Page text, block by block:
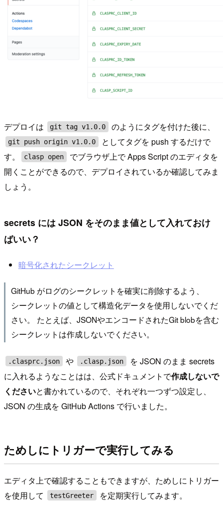
デプロイは git tag v1.0.0 のようにタグを付けた後に、
git push origin v1.0.0
としてタグを push するだけで
す。
clasp open
でブラウザ上で Apps Script のエディタを
開くことができるので、デプロイされているか確認してみま
しょう。
secrets には JSON をそのまま値として入れておけ
ばいい？
暗号化されたシークレット
GitHub がログのシークレットを確実に削除するよう、
シークレットの値として構造化データを使用しないでくだ
さい。 たとえば、JSONやエンコードされたGit blobを含む
シークレットは作成しないでください。
.clasprc.json や .clasp.json
を JSON のまま secrets
に入れるようなことはは、公式ドキュメントで作成しないで
くださいと書かれているので、それぞれ一つずつ設定し、
JSON の生成を GitHub Actions で行いました。
ためしにトリガーで実行してみる
エディタ上で確認することもできますが、ためしにトリガー
を使用して
testGreeter を定期実行してみます。